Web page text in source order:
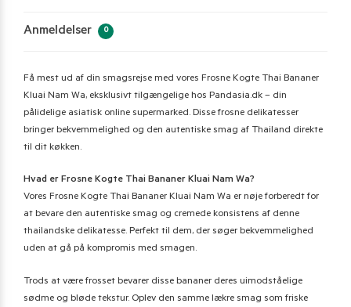
Anmeldelser 0
Få mest ud af din smagsrejse med vores Frosne Kogte Thai Bananer
Kluai Nam Wa, eksklusivt tilgængelige hos Pandasia.dk – din
pålidelige asiatisk online supermarked. Disse frosne delikatesser
bringer bekvemmelighed og den autentiske smag af Thailand direkte
til dit køkken.
Hvad er Frosne Kogte Thai Bananer Kluai Nam Wa?
Vores Frosne Kogte Thai Bananer Kluai Nam Wa er nøje forberedt for
at bevare den autentiske smag og cremede konsistens af denne
thailandske delikatesse. Perfekt til dem, der søger bekvemmelighed
uden at gå på kompromis med smagen.
Trods at være frosset bevarer disse bananer deres uimodståelige
sødme og bløde tekstur. Oplev den samme lækre smag som friske